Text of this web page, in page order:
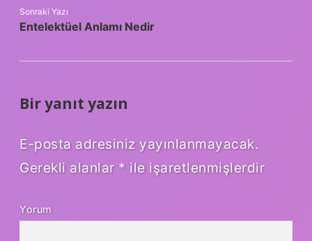
Sonraki Yazı
Entelektüel Anlamı Nedir
Bir yanıt yazın
E-posta adresiniz yayınlanmayacak.
Gerekli alanlar * ile işaretlenmişlerdir
Yorum